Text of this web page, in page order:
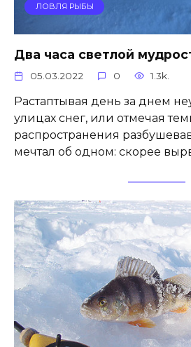
ЛОВЛЯ РЫБЫ
Два часа светлой
05.03.2022 0 1.3k.
Растаптывая день за днем
улицах снег, или отмечая
распространения
мечтал об одном: скорее